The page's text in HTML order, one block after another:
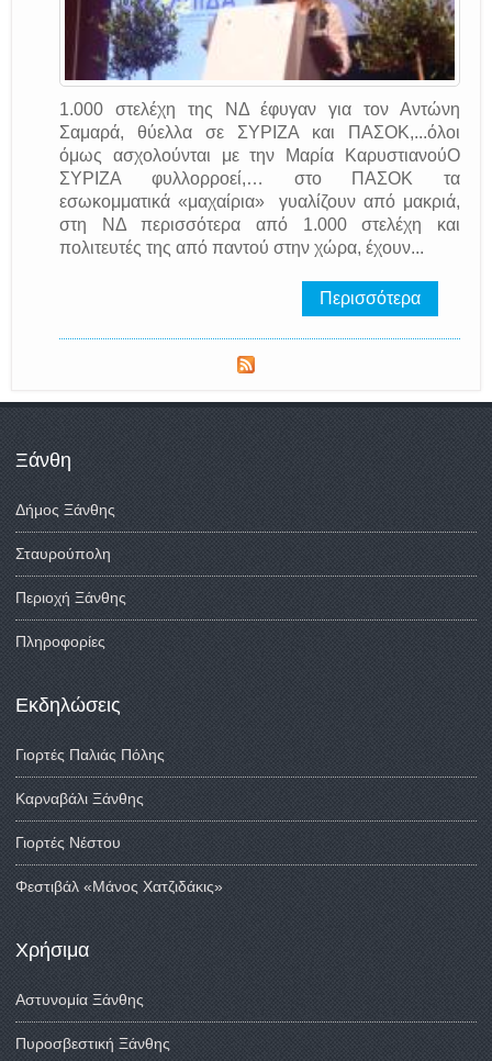
1.000 στελέχη της ΝΔ έφυγαν για τον Αντώνη
Σαμαρά, θύελλα σε ΣΥΡΙΖΑ και ΠΑΣΟΚ,...όλοι
όμως ασχολούνται με την Μαρία ΚαρυστιανούΟ
ΣΥΡΙΖΑ φυλλορροεί,… στο ΠΑΣΟΚ τα
εσωκομματικά «μαχαίρια» γυαλίζουν από μακριά,
στη ΝΔ περισσότερα από 1.000 στελέχη και
πολιτευτές της από παντού στην χώρα, έχουν...
Περισσότερα
Ξάνθη
Δήμος Ξάνθης
Σταυρούπολη
Περιοχή Ξάνθης
Πληροφορίες
Εκδηλώσεις
Γιορτές Παλιάς Πόλης
Καρναβάλι Ξάνθης
Γιορτές Νέστου
Φεστιβάλ «Μάνος Χατζιδάκις»
Χρήσιμα
Αστυνομία Ξάνθης
Πυροσβεστική Ξάνθης